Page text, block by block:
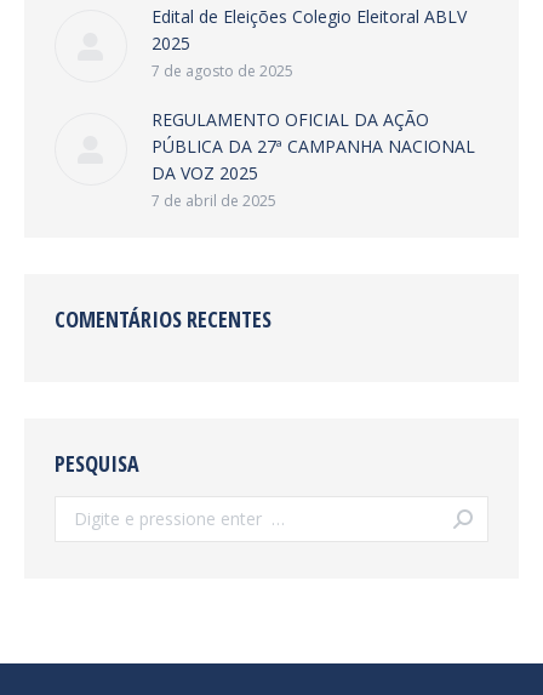
Edital de Eleições Colegio Eleitoral ABLV
2025
7 de agosto de 2025
REGULAMENTO OFICIAL DA AÇÃO
PÚBLICA DA 27ª CAMPANHA NACIONAL
DA VOZ 2025
7 de abril de 2025
COMENTÁRIOS RECENTES
PESQUISA
Search: